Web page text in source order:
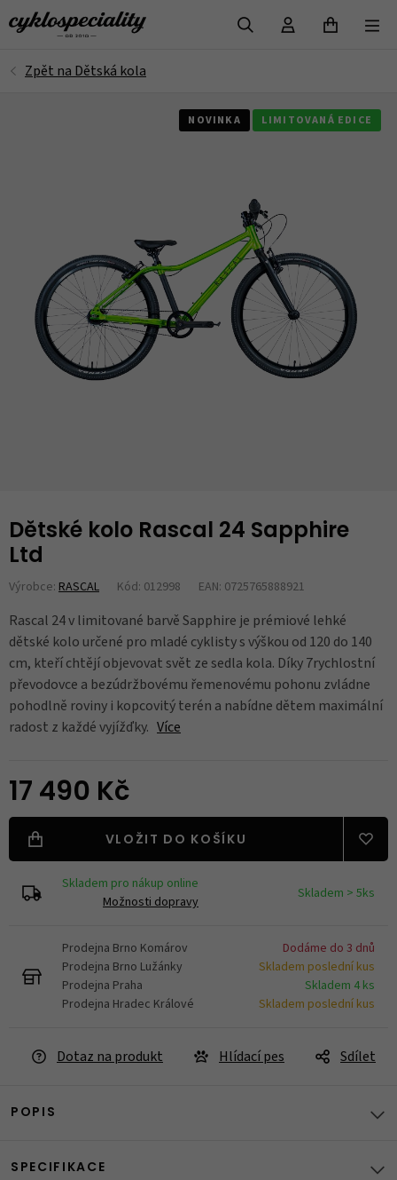
NOVINKA LIMITOVANÁ EDICE
Dětské kolo Rascal 24 Sapphire
Ltd
Výrobce: RASCAL Kód: 012998 EAN: 0725765888921
Rascal 24 v limitované barvě Sapphire je prémiové lehké
dětské kolo určené pro mladé cyklisty s výškou od 120 do 140
cm, kteří chtějí objevovat svět ze sedla kola. Díky 7rychlostní
převodovce a bezúdržbovému řemenovému pohonu zvládne
pohodlně roviny i kopcovitý terén a nabídne dětem maximální
radost z každé vyjížďky. Více
17 490 Kč
VLOŽIT DO KOŠÍKU
Skladem pro nákup online
Možnosti dopravy
Skladem > 5ks
Prodejna Brno Komárov
Dodáme do 3 dnů
Prodejna Brno Lužánky
Skladem poslední kus
Prodejna Praha
Skladem 4 ks
Prodejna Hradec Králové
Skladem poslední kus
Dotaz na produkt Hlídací pes Sdílet
POPIS
SPECIFIKACE